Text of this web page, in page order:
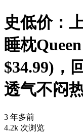
史低价：
睡枕
$34.99)，
透气不闷
3 年多前
4.2k 次浏览